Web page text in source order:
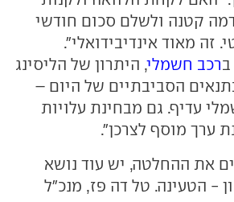
קטנה ולשלם סכום חודשי
זה מאוד אינדיבידואלי".
רכב חשמלי, היתרון של הליסינג
הסביבתיים של היום –
עדיף. גם מבחינת עלויות
ערך מוסף לצרכן".
את ההחלטה, יש עוד נושא
- הטעינה. טל דה פז, מנכ"ל